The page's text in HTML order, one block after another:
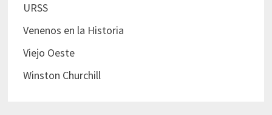
URSS
Venenos en la Historia
Viejo Oeste
Winston Churchill